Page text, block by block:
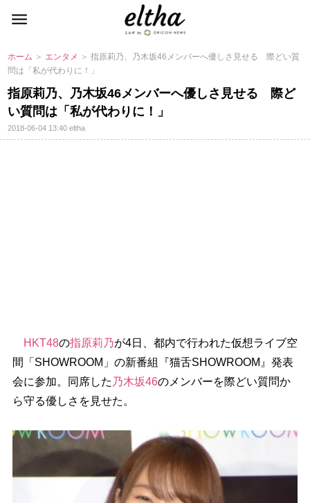
ホーム ＞ エンタメ ＞ 指原莉乃、乃木坂46メンバーへ優しさ見せる 際どい質
問は「私が代わりに！」
指原莉乃、乃木坂46メンバーへ優しさ見せる 際ど
い質問は「私が代わりに！」
2018-06-04 13:40eltha
HKT48の指原莉乃が4日、都内で行われた仮想ライブ空
間「SHOWROOM」の新番組『猫舌SHOWROOM』発表
会に参加。同席した 乃木坂46のメンバーを際どい質問か
ら守る優しさを見せた。